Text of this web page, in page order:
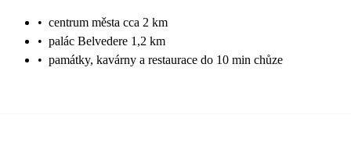
• centrum města cca 2 km
• palác Belvedere 1,2 km
• památky, kavárny a restaurace do 10 min chůze